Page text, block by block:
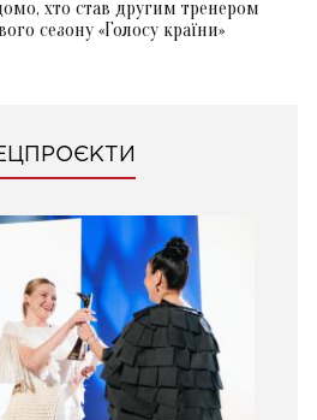
хто став другим тренером
сезону «Голосу країни»